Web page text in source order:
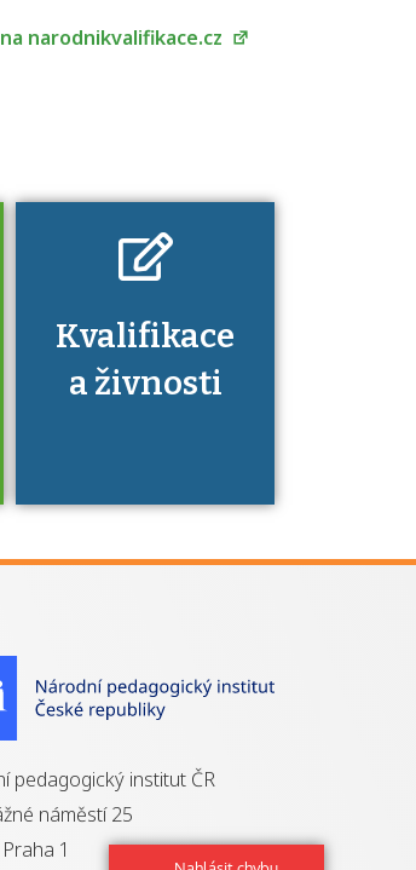
narodnikvalifikace.cz
Kvalifikace
a živnosti
Pro které toto
pedagogický institut ČR
náměstí 25
1